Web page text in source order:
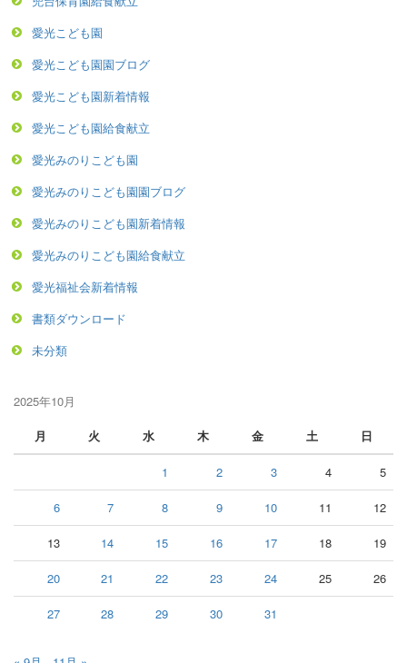
愛光こども園
愛光こども園園ブログ
愛光こども園新着情報
愛光こども園給食献立
愛光みのりこども園
愛光みのりこども園園ブログ
愛光みのりこども園新着情報
愛光みのりこども園給食献立
愛光福祉会新着情報
書類ダウンロード
未分類
2025年10月
月
火 水 木 金 土 日
1 2 3 4 5
6 7 8 9 10 11 12
13 14 15 16 17 18 19
20 21 22 23 24 25 26
27 28 29 30 31